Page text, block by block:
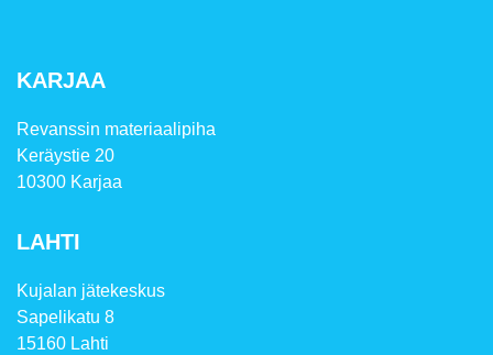
KARJAA
Revanssin materiaalipiha
Keräystie 20
10300 Karjaa
LAHTI
Kujalan jätekeskus
Sapelikatu 8
15160 Lahti